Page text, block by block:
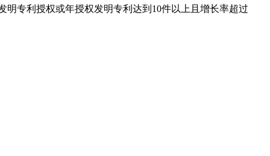
明专利授权或年授权发明专利达到10件以上且增长率超过